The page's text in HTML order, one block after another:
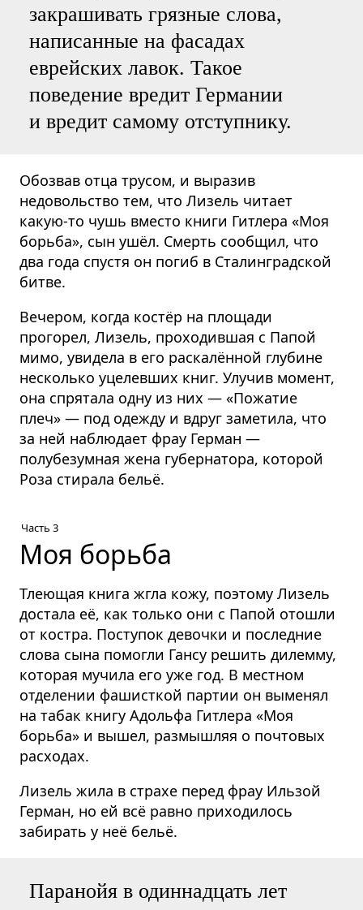
закрашивать грязные слова,
написанные на фасадах
еврейских лавок. Такое
поведение вредит Германии
и вредит самому отступнику.
Обозвав отца трусом, и выразив
недовольство тем, что Лизель читает
какую-то чушь вместо книги Гитлера «Моя
борьба», сын ушёл. Смерть сообщил, что
два года спустя он погиб в Сталинградской
битве.
Вечером, когда костёр на площади
прогорел, Лизель, проходившая с Папой
мимо, увидела в его раскалённой глубине
несколько уцелевших книг. Улучив момент,
она спрятала одну из них — «Пожатие
плеч» — под одежду и вдруг заметила, что
за ней наблюдает фрау Герман —
полубезумная жена губернатора, которой
Роза стирала бельё.
Часть 3
Моя борьба
Тлеющая книга жгла кожу, поэтому Лизель
достала её, как только они с Папой отошли
от костра. Поступок девочки и последние
слова сына помогли Гансу решить дилемму,
которая мучила его уже год. В местном
отделении фашисткой партии он выменял
на табак книгу Адольфа Гитлера «Моя
борьба» и вышел, размышляя о почтовых
расходах.
Лизель жила в страхе перед фрау Ильзой
Герман, но ей всё равно приходилось
забирать у неё бельё.
Паранойя в одиннадцать лет